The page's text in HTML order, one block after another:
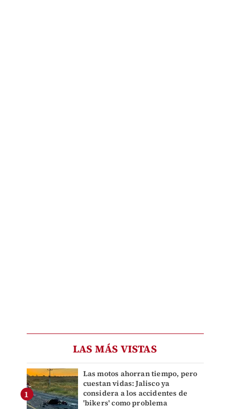
LAS MÁS VISTAS
Las motos ahorran tiempo, pero
cuestan vidas: Jalisco ya
considera a los accidentes de
'bikers' como problema